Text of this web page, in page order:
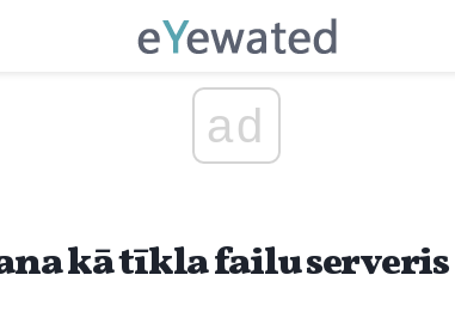
ad
kā tīkla failu serveris